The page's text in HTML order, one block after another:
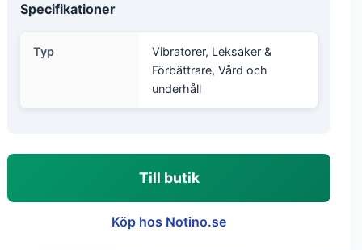
Specifikationer
Typ
Vibratorer, Leksaker &
Förbättrare, Vård och
underhåll
Till butik
Köp hos Notino.se